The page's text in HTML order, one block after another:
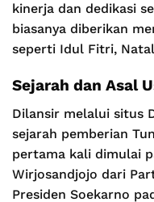
kinerja dan dedikasi
biasanya diberikan
seperti Idul Fitri,
Sejarah dan Asal
Dilansir melalui situs
sejarah pemberian
pertama kali dimulai
Wirjosandjojo dari
Presiden Soekarno